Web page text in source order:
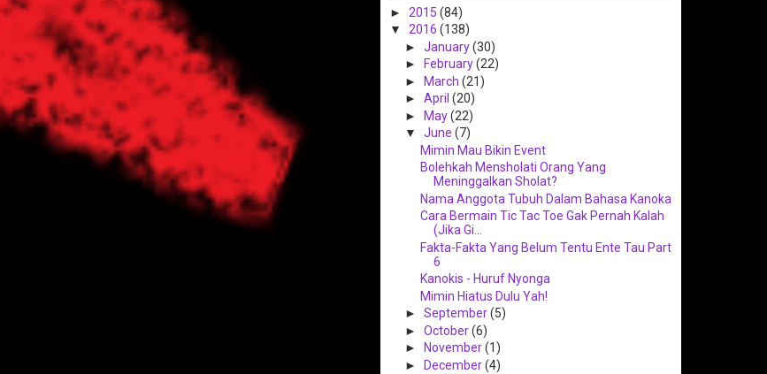
► 2015 (84)
▼ 2016 (138)
► January(30)
►
February(22)
►
March (21)
► April (20)
►
May(22)
▼ June (7)
Mimin Mau Bikin Event
Bolehkah Mensholati Orang Yang
Meninggalkan Sholat?
Nama Anggota Tubuh Dalam Bahasa Kanoka
Cara Bermain Tic Tac Toe Gak Pernah Kalah
(Jika Gi...
Fakta-Fakta Yang Belum Tentu Ente Tau Part
6
Kanokis - Huruf Nyonga
Mimin Hiatus Dulu Yah!
► September(5)
► October(6)
►
November(1)
►
December(4)